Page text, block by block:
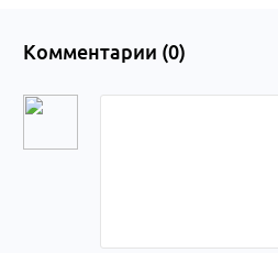
Комментарии (0)